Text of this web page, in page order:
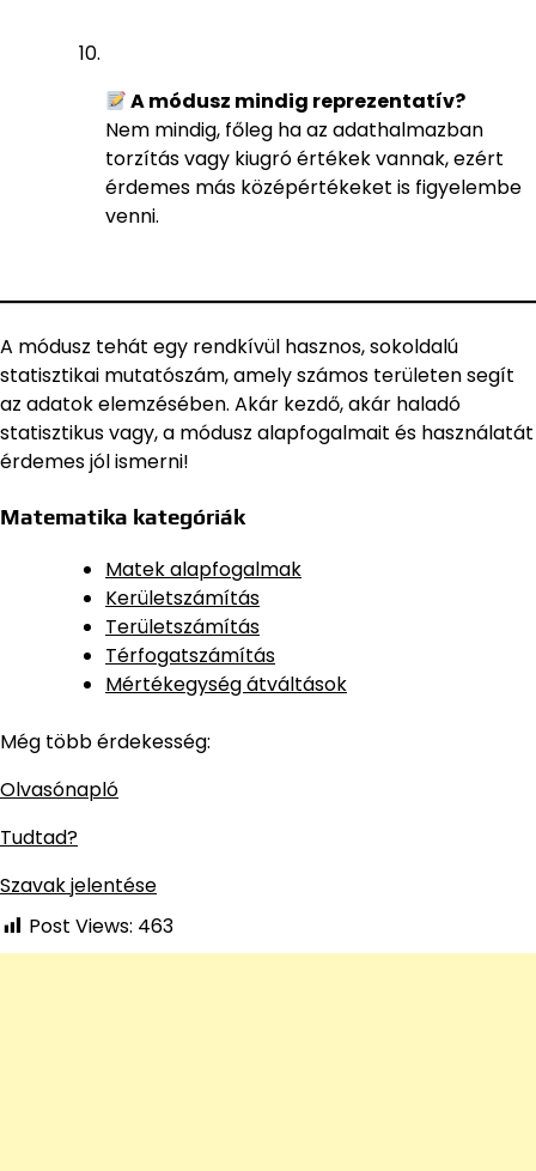
A módusz mindig reprezentatív?
Nem mindig, főleg ha az adathalmazban
torzítás vagy kiugró értékek vannak, ezért
érdemes más középértékeket is figyelembe
venni.
A módusz tehát egy rendkívül hasznos, sokoldalú
statisztikai mutatószám, amely számos területen segít
az adatok elemzésében. Akár kezdő, akár haladó
statisztikus vagy, a módusz alapfogalmait és használatát
érdemes jól ismerni!
Matematika kategóriák
Matek alapfogalmak
Kerületszámítás
Területszámítás
Térfogatszámítás
Mértékegység átváltások
Még több érdekesség:
Olvasónapló
Tudtad?
Szavak jelentése
Post Views: 463